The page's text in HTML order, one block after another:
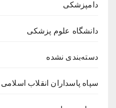
دامپزشکی
دانشگاه علوم پزشکی
دسته‌بندی نشده
سپاه پاسداران انقلاب اسلامی